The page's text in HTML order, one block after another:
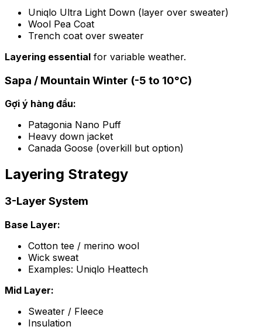
Uniqlo Ultra Light Down (layer over sweater)
Wool Pea Coat
Trench coat over sweater
Layering essential for variable weather.
Sapa / Mountain Winter (-5 to 10°C)
Gợi ý hàng đầu:
Patagonia Nano Puff
Heavy down jacket
Canada Goose (overkill but option)
Layering Strategy
3-Layer System
Base Layer:
Cotton tee / merino wool
Wick sweat
Examples: Uniqlo Heattech
Mid Layer:
Sweater / Fleece
Insulation